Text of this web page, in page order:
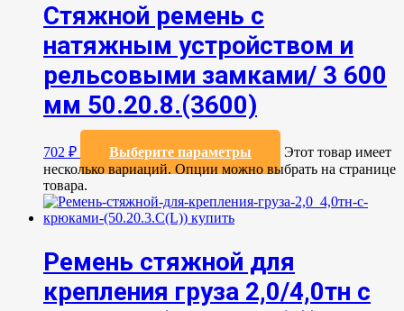
Стяжной ремень с
натяжным устройством и
рельсовыми замками/ 3 600
мм 50.20.8.(3600)
702 ₽ Выберите параметры
Этот товар имеет
несколько вариаций. Опции можно выбрать на странице
товара.
Ремень стяжной для
крепления груза 2,0/4,0тн с